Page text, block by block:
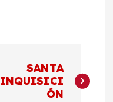
SANTA
INQUISICI
ÓN